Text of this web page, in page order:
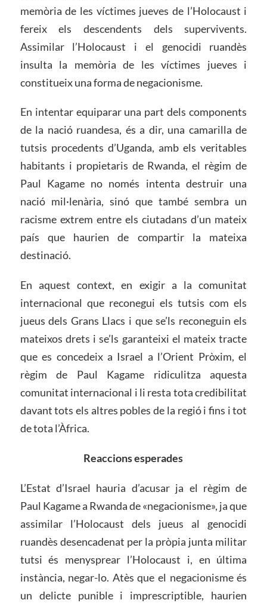
memòria de les víctimes jueves de l’Holocaust i
fereix els descendents dels supervivents.
Assimilar l’Holocaust i el genocidi ruandès
insulta la memòria de les víctimes jueves i
constitueix una forma de negacionisme.
En intentar equiparar una part dels components
de la nació ruandesa, és a dir, una camarilla de
tutsis procedents d’Uganda, amb els veritables
habitants i propietaris de Rwanda, el règim de
Paul Kagame no només intenta destruir una
nació mil·lenària, sinó que també sembra un
racisme extrem entre els ciutadans d’un mateix
país que haurien de compartir la mateixa
destinació.
En aquest context, en exigir a la comunitat
internacional que reconegui els tutsis com els
jueus dels Grans Llacs i que se’ls reconeguin els
mateixos drets i se’ls garanteixi el mateix tracte
que es concedeix a Israel a l’Orient Pròxim, el
règim de Paul Kagame ridiculitza aquesta
comunitat internacional i li resta tota credibilitat
davant tots els altres pobles de la regió i fins i tot
de tota l’Àfrica.
Reaccions esperades
L’Estat d’Israel hauria d’acusar ja el règim de
Paul Kagame a Rwanda de «negacionisme», ja que
assimilar l’Holocaust dels jueus al genocidi
ruandès desencadenat per la pròpia junta militar
tutsi és menysprear l’Holocaust i, en última
instància, negar-lo. Atès que el negacionisme és
un delicte punible i imprescriptible, haurien